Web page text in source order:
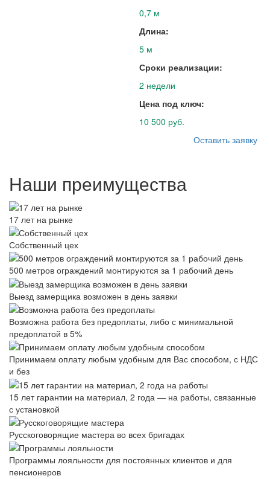
0,7 м
Длина:
5 м
Сроки реализации:
2 недели
Цена под ключ:
10 500 руб.
Оставить заявку
Наши преимущества
17 лет на рынке
Собственный цех
500 метров ограждений монтируются за 1 рабочий день
Выезд замерщика возможен в день заявки
Возможна работа без предоплаты, либо с минимальной
предоплатой в 5%
Принимаем оплату любым удобным для Вас способом, с НДС
и без
15 лет гарантии на материал, 2 года — на работы, связанные
с установкой
Русскоговорящие мастера во всех бригадах
Программы лояльности для постоянных клиентов и для
пенсионеров